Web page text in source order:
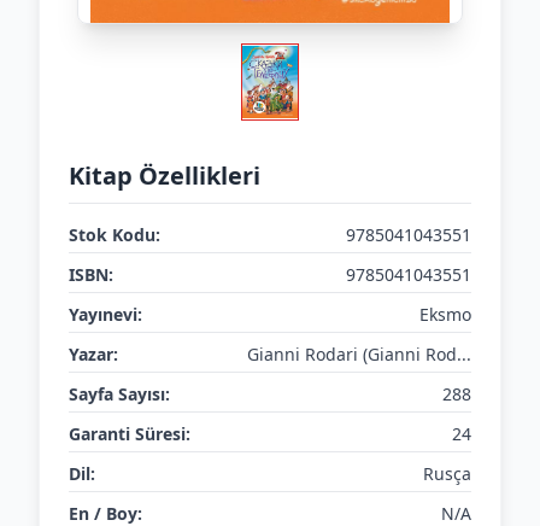
Kitap Özellikleri
Stok Kodu:
9785041043551
ISBN:
9785041043551
Yayınevi:
Eksmo
Yazar:
Gianni Rodari (Gianni Rod...
Sayfa Sayısı:
288
Garanti Süresi:
24
Dil:
Rusça
En / Boy:
N/A